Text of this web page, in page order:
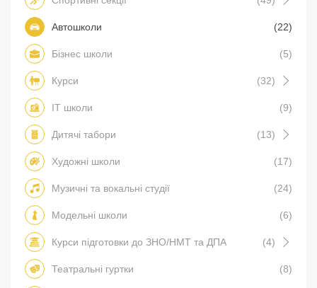
Автошколи (22)
Бізнес школи (5)
Курси (32)
IT школи (9)
Дитячі табори (13)
Художні школи (17)
Музичні та вокальні студії (24)
Модельні школи (6)
Курси підготовки до ЗНО/НМТ та ДПА (4)
Театральні гуртки (8)